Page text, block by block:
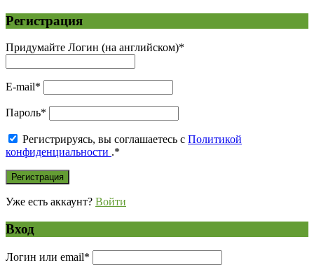
Регистрация
Придумайте Логин (на английском)*
E-mail*
Пароль*
Регистрируясь, вы соглашаетесь с Политикой
конфиденциальности .*
Уже есть аккаунт? Войти
Вход
Логин или email*